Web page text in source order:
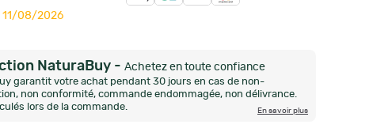
11/08/2026
NaturaBuy - Achetez en toute confiance
garantit votre achat pendant 30 jours en cas de non-
non conformité, commande endommagée, non délivrance.
lors de la commande.
En savoir plus